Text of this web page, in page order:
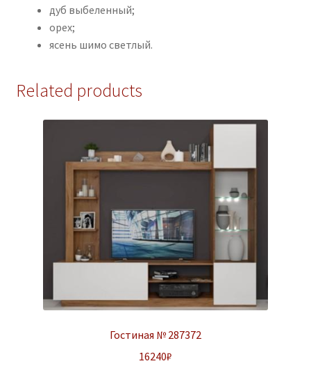
дуб выбеленный;
орех;
ясень шимо светлый.
Related products
Гостиная № 287372
16240₽